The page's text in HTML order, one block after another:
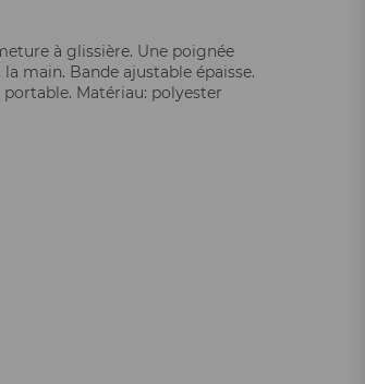
à glissière. Une poignée
main. Bande ajustable épaisse.
Matériau: polyester